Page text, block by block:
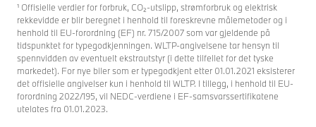
¹ Offisielle verdier for forbruk, CO₂-utslipp, strømforbruk og elektrisk
rekkevidde er blir beregnet i henhold til foreskrevne målemetoder og i
henhold til EU-forordning (EF) nr. 715/2007 som var gjeldende på
tidspunktet for typegodkjenningen. WLTP-angivelsene tar hensyn til
spennvidden av eventuelt ekstrautstyr (i dette tilfellet for det tyske
markedet). For nye biler som er typegodkjent etter 01.01.2021 eksisterer
det offisielle angivelser kun i henhold til WLTP. I tillegg, i henhold til EU-
forordning 2022/195, vil NEDC-verdiene i EF-samsvarssertifikatene
utelates fra 01.01.2023.